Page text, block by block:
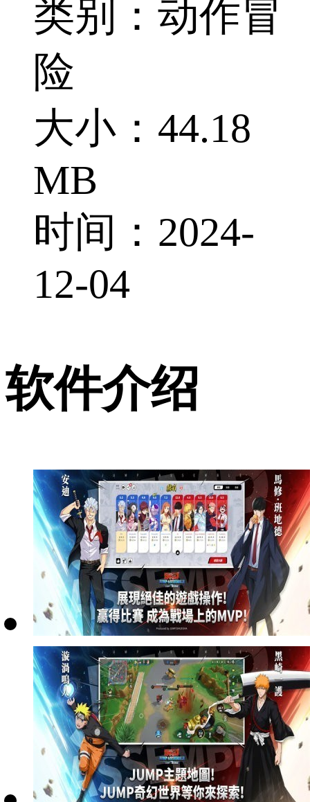
类别：动作冒
险
大小：44.18
MB
时间：2024-
12-04
软件介绍